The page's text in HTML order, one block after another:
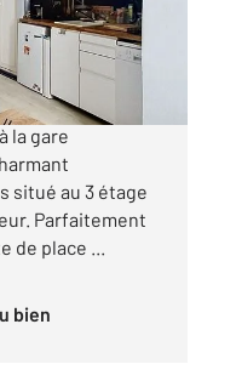
situé
la gare
situé au 3 étage
Parfaitement
place ...
bien